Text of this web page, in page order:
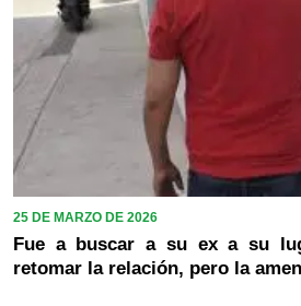
25 DE MARZO DE 2026
Fue a buscar a su ex a su
retomar la relación, pero la